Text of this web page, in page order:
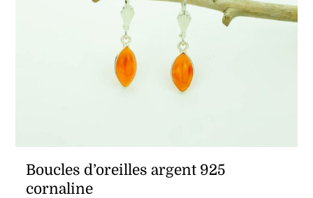
Boucles d’oreilles argent 925
cornaline